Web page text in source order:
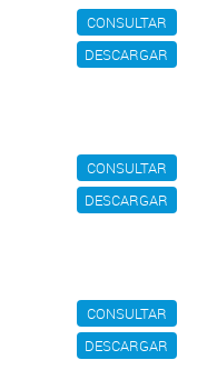
CONSULTAR
DESCARGAR
CONSULTAR
DESCARGAR
CONSULTAR
DESCARGAR